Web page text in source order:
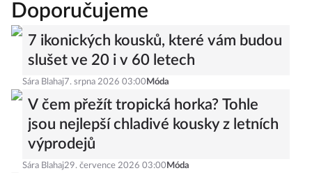
Doporučujeme
7 ikonických kousků, které vám budou
slušet ve 20 i v 60 letech
Sára Blahaj 7. srpna 2026 03:00 Móda
V čem přežít tropická horka? Tohle
jsou nejlepší chladivé kousky z letních
výprodejů
Sára Blahaj29. července 2026 03:00 Móda